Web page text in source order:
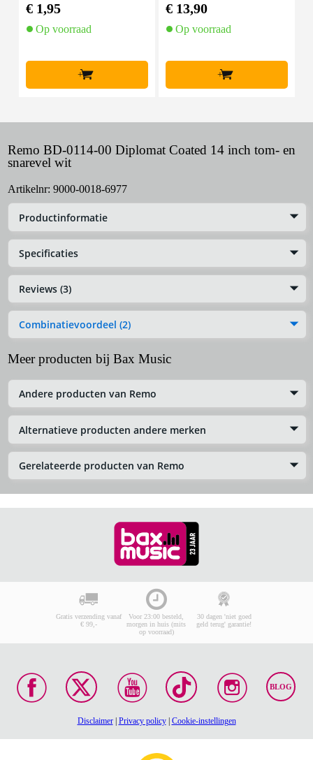
€ 1,95
Op voorraad
+
€ 13,90
Op voorraad
+
Remo BD-0114-00 Diplomat Coated 14 inch tom- en
snarevel wit
Artikelnr: 9000-0018-6977
Productinformatie
Specificaties
Reviews (3)
Combinatievoordeel (2)
Meer producten bij Bax Music
Andere producten van Remo
Alternatieve producten andere merken
Gerelateerde producten van Remo
Gratis verzending vanaf
€ 99,-
Voor 23:00 besteld,
morgen in huis (mits
op voorraad)
30 dagen 'niet goed
geld terug' garantie!
BLOG
Disclaimer| Privacy policy| Cookie-instellingen